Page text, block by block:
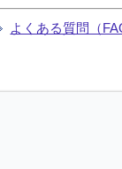
よくある質問（